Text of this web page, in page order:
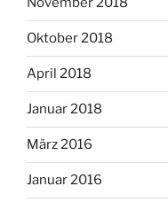
Oktober 2018
April 2018
Januar 2018
März 2016
Januar 2016